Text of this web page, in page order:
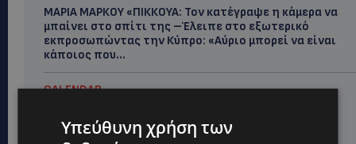
ΜΑΡΙΑ ΜΑΡΚΟΥ «ΠΙΚΚΟΥΑ: Τον κατέγραψε η κάμερα να
μπαίνει στο σπίτι της –Έλειπε στο εξωτερικό
εκπροσωπώντας την Κύπρο: «Αύριο μπορεί να είναι
κάποιος που...
CALENDAR
Στέλλα Παπά γράφει τη δική της σελίδα στη διεθνή
εικαστική σκηνή
Υπεύθυνη χρήση των